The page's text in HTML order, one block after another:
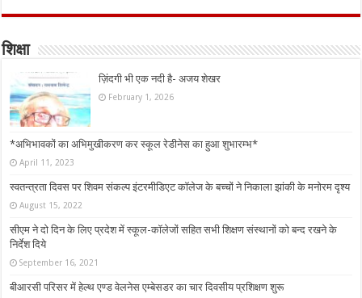
शिक्षा
ज़िंदगी भी एक नदी है- अजय शेखर
February 1, 2026
*अभिभावकों का अभिमुखीकरण कर स्कूल रेडीनेस का हुआ शुभारम्भ*
April 11, 2023
स्वतन्त्रता दिवस पर शिवम संकल्प इंटरमीडिएट कॉलेज के बच्चों ने निकाला झांकी के मनोरम दृश्य
August 15, 2022
सीएम ने दो दिन के लिए प्रदेश में स्कूल-कॉलेजों सहित सभी शिक्षण संस्थानों को बन्द रखने के
निर्देश दिये
September 16, 2021
बीआरसी परिसर में हेल्थ एण्ड वेलनेस एम्बेसडर का चार दिवसीय प्रशिक्षण शुरू